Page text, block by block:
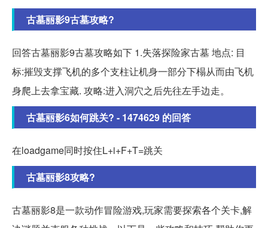
古墓丽影9古墓攻略?
回答古墓丽影9古墓攻略如下 1.失落探险家古墓 地点: 目
标:摧毁支撑飞机的多个支柱让机身一部分下榻从而由飞机
身爬上去拿宝藏. 攻略:进入洞穴之后先往左手边走。
古墓丽影6如何跳关? - 1474629 的回答
在loadgame同时按住L+i+F+T=跳关
古墓丽影8攻略?
古墓丽影8是一款动作冒险游戏,玩家需要探索各个关卡,解